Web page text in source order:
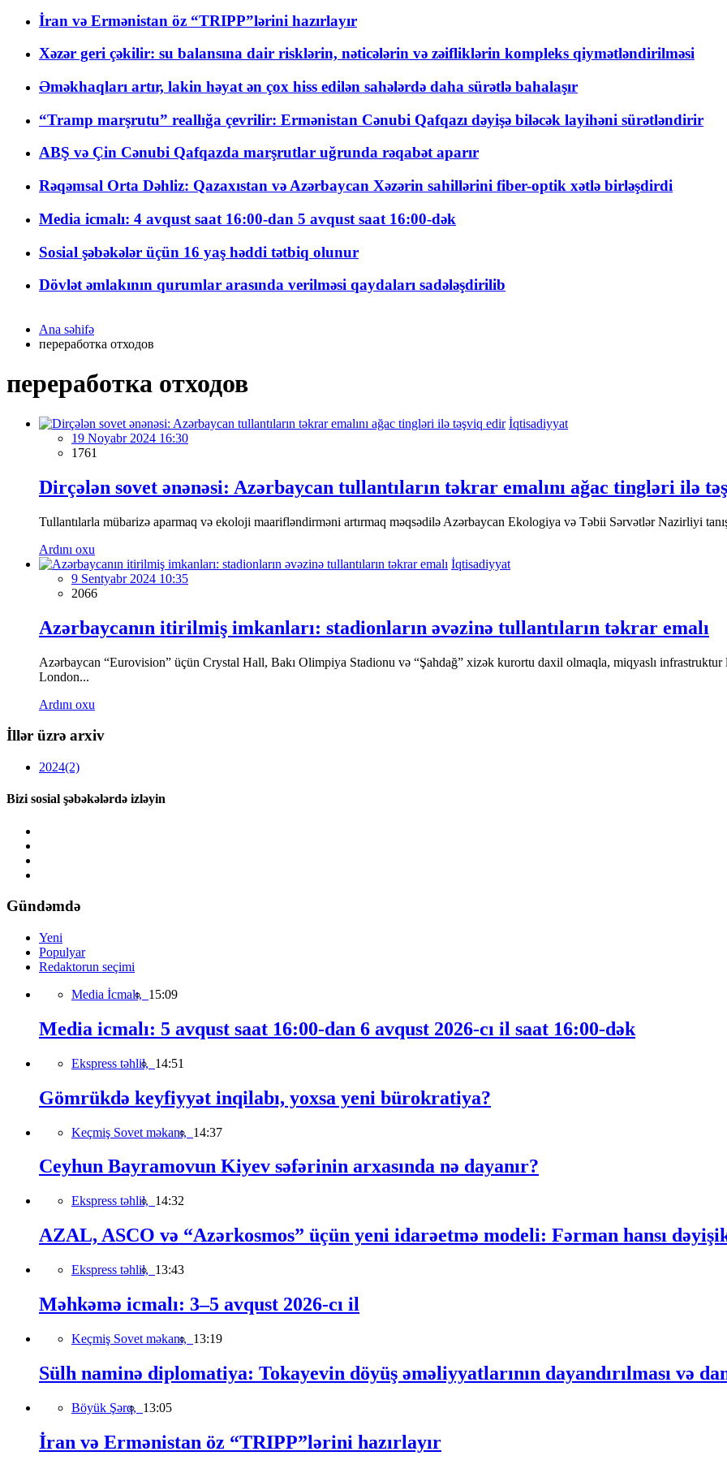
İran və Ermənistan öz “TRIPP”lərini hazırlayır
Xəzər geri çəkilir: su balansına dair risklərin, nəticələrin və zəifliklərin kompleks qiymətləndirilməsi
Əməkhaqları artır, lakin həyat ən çox hiss edilən sahələrdə daha sürətlə bahalaşır
“Tramp marşrutu” reallığa çevrilir: Ermənistan Cənubi Qafqazı dəyişə biləcək layihəni sürətləndirir
ABŞ və Çin Cənubi Qafqazda marşrutlar uğrunda rəqabət aparır
Rəqəmsal Orta Dəhliz: Qazaxıstan və Azərbaycan Xəzərin sahillərini fiber-optik xətlə birləşdirdi
Media icmalı: 4 avqust saat 16:00-dan 5 avqust saat 16:00-dək
Sosial şəbəkələr üçün 16 yaş həddi tətbiq olunur
Dövlət əmlakının qurumlar arasında verilməsi qaydaları sadələşdirilib
Ana səhifə
переработка отходов
переработка отходов
İqtisadiyyat
19 Noyabr 2024 16:30
1761
Dirçələn sovet ənənəsi: Azərbaycan tullantıların təkrar emalını ağac tingləri ilə
Tullantılarla mübarizə aparmaq və ekoloji maarifləndirməni artırmaq məqsədilə Azərbaycan Ekologiya və Təbii Sərvətlər Nazirliyi
Ardını oxu
İqtisadiyyat
9 Sentyabr 2024 10:35
2066
Azərbaycanın itirilmiş imkanları: stadionların əvəzinə tullantıların təkrar emalı
Azərbaycan “Eurovision” üçün Crystal Hall, Bakı Olimpiya Stadionu və “Şahdağ” xizək kurortu daxil olmaqla, miqyaslı
London...
Ardını oxu
İllər üzrə arxiv
2024(2)
Bizi sosial şəbəkələrdə izləyin
Gündəmdə
Yeni
Populyar
Redaktorun seçimi
Media İcmalı, 15:09
Media icmalı: 5 avqust saat 16:00-dan 6 avqust 2026-cı il saat 16:00-dək
Ekspress təhlil, 14:51
Gömrükdə keyfiyyət inqilabı, yoxsa yeni bürokratiya?
Keçmiş Sovet məkanı, 14:37
Ceyhun Bayramovun Kiyev səfərinin arxasında nə dayanır?
Ekspress təhlil, 14:32
AZAL, ASCO və “Azərkosmos” üçün yeni idarəetmə modeli: Fərman hansı
Ekspress təhlil, 13:43
Məhkəmə icmalı: 3–5 avqust 2026-cı il
Keçmiş Sovet məkanı, 13:19
Sülh naminə diplomatiya: Tokayevin döyüş əməliyyatlarının dayandırılması və
Böyük Şərq, 13:05
İran və Ermənistan öz “TRIPP”lərini hazırlayır